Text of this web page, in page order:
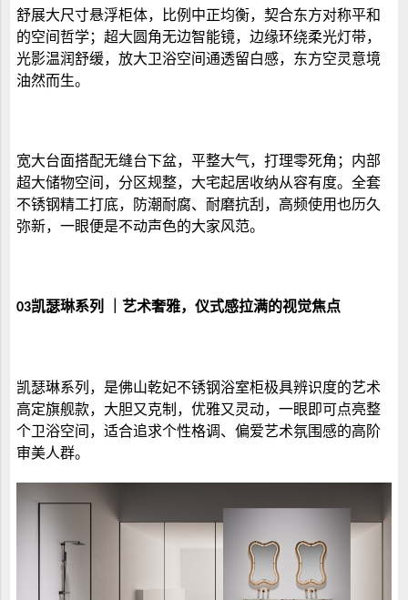
舒展大尺寸悬浮柜体，比例中正均衡，契合东方对称平和
的空间哲学；超大圆角无边智能镜，边缘环绕柔光灯带，
光影温润舒缓，放大卫浴空间通透留白感，东方空灵意境
油然而生。
宽大台面搭配无缝台下盆，平整大气，打理零死角；内部
超大储物空间，分区规整，大宅起居收纳从容有度。全套
不锈钢精工打底，防潮耐腐、耐磨抗刮，高频使用也历久
弥新，一眼便是不动声色的大家风范。
03凯瑟琳系列 ｜艺术奢雅，仪式感拉满的视觉焦点
凯瑟琳系列，是佛山乾妃不锈钢浴室柜极具辨识度的艺术
高定旗舰款，大胆又克制，优雅又灵动，一眼即可点亮整
个卫浴空间，适合追求个性格调、偏爱艺术氛围感的高阶
审美人群。